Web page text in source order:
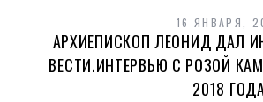
16 ЯНВАРЯ,
АРХИЕПИСКОП ЛЕОНИД ДАЛ
ВЕСТИ.ИНТЕРВЬЮ С РОЗОЙ
2018